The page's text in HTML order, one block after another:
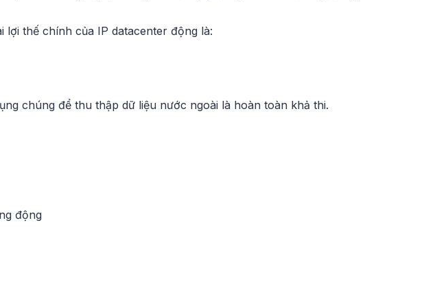
lợi thế chính của IP datacenter động là:
chúng để thu thập dữ liệu nước ngoài là hoàn toàn khả thi.
động